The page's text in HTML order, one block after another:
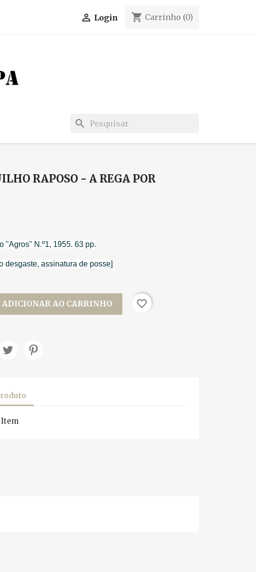
 Login shopping_cart Carrinho (0)
search
RAPOSO - A REGA POR
"Agros" N.º1, 1955. 63 pp.
desgaste, assinatura de posse]
ADICIONAR AO CARRINHO favorite_border
Item